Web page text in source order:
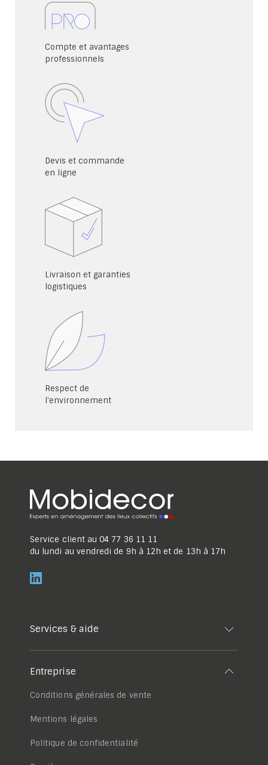
Compte et avantages
professionnels
Devis et commande
en ligne
Livraison et garanties
logistiques
Respect de
l'environnement
Service client au 04 77 36 11 11
du lundi au vendredi de 9h à 12h et de 13h à 17h
Services & aide
Entreprise
Conditions générales de vente
Mentions légales
Politique de confidentialité